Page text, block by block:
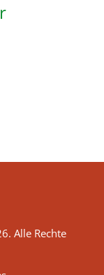
Alle Rechte